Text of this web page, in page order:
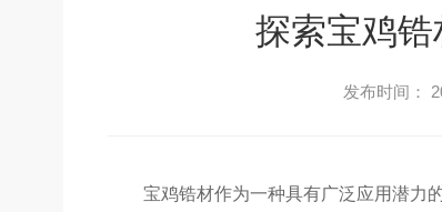
探索宝鸡
发布时间：
宝鸡锆材作为一种具有广泛应用潜力